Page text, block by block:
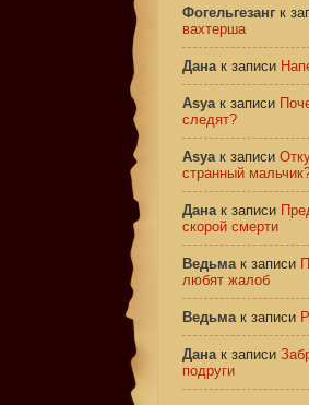
Фогельгезанг к
вахтерша
Данак записи
Asyaк записи
следят?
Asyaк записи
странный
Данак записи
скорой смерти
Ведьмак записи
любят жалоб
Ведьмак записи
Данак записи
подруги